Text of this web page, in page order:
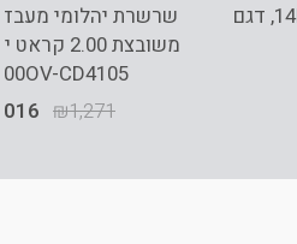
תליון רובי ויהלומים, זהב 14K, דגם
משובצת
CD4105
₪1,271